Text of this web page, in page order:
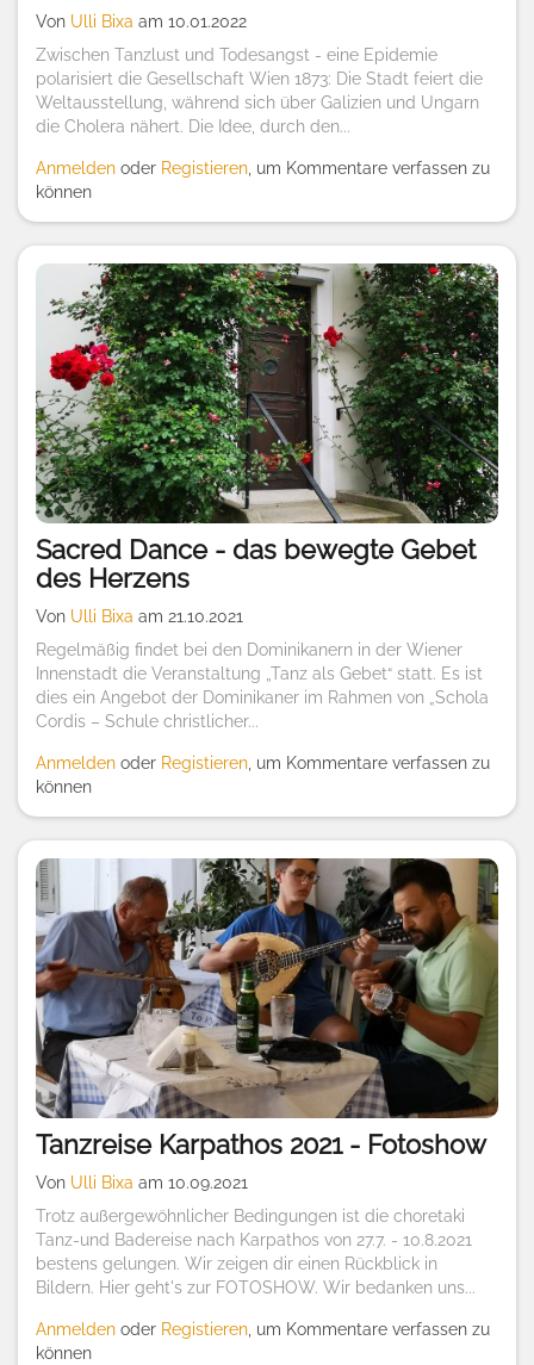
Von Ulli Bixa am 10.01.2022
Zwischen Tanzlust und Todesangst - eine Epidemie
polarisiert die Gesellschaft Wien 1873: Die Stadt feiert die
Weltausstellung, während sich über Galizien und Ungarn
die Cholera nähert. Die Idee, durch den...
Anmelden oder Registieren , um Kommentare verfassen zu
können
Sacred Dance - das bewegte Gebet
des Herzens
Von Ulli Bixa am 21.10.2021
Regelmäßig findet bei den Dominikanern in der Wiener
Innenstadt die Veranstaltung „Tanz als Gebet“ statt. Es ist
dies ein Angebot der Dominikaner im Rahmen von „Schola
Cordis – Schule christlicher...
Anmelden oder Registieren , um Kommentare verfassen zu
können
Tanzreise Karpathos 2021 - Fotoshow
Von Ulli Bixa am 10.09.2021
Trotz außergewöhnlicher Bedingungen ist die choretaki
Tanz-und Badereise nach Karpathos von 27.7. - 10.8.2021
bestens gelungen. Wir zeigen dir einen Rückblick in
Bildern. Hier geht's zur FOTOSHOW. Wir bedanken uns...
Anmelden oder Registieren, um Kommentare verfassen zu
können